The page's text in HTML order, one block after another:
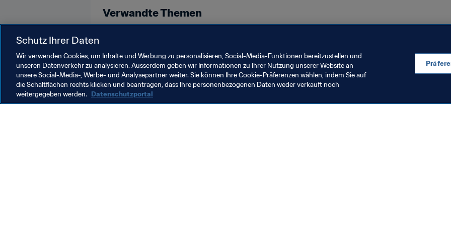
Verwandte Themen
Schutz Ihrer Daten
Wir verwenden Cookies, um Inhalte und Werbung zu personalisieren, Social-Media-Funktionen bereitzustellen und
unseren Datenverkehr zu analysieren. Ausserdem geben wir Informationen zu Ihrer Nutzung unserer Website an
unsere Social-Media-, Werbe- und Analysepartner weiter. Sie können Ihre Cookie-Präferenzen wählen, indem Sie auf
die Schaltflächen rechts klicken und beantragen, dass Ihre personenbezogenen Daten weder verkauft noch
weitergegeben werden. Datenschutzportal